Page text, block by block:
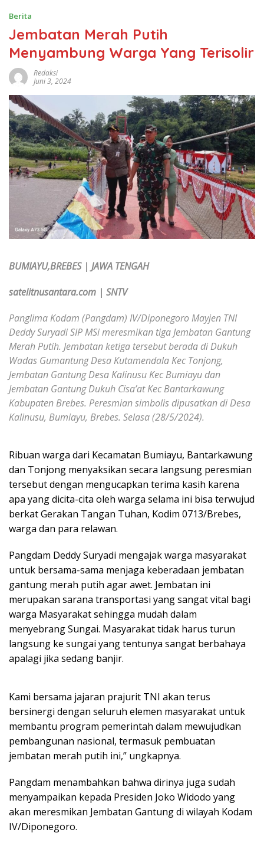
Berita
Jembatan Merah Putih
Menyambung Warga Yang Terisolir
Redaksi
Juni 3, 2024
BUMIAYU,BREBES | JAWA TENGAH
satelitnusantara.com | SNTV
Panglima Kodam (Pangdam) IV/Diponegoro Mayjen TNI
Deddy Suryadi SIP MSi meresmikan tiga Jembatan Gantung
Merah Putih. Jembatan ketiga tersebut berada di Dukuh
Wadas Gumantung Desa Kutamendala Kec Tonjong,
Jembatan Gantung Desa Kalinusu Kec Bumiayu dan
Jembatan Gantung Dukuh Cisa’at Kec Bantarkawung
Kabupaten Brebes. Peresmian simbolis dipusatkan di Desa
Kalinusu, Bumiayu, Brebes. Selasa (28/5/2024).
Ribuan warga dari Kecamatan Bumiayu, Bantarkawung
dan Tonjong menyaksikan secara langsung peresmian
tersebut dengan mengucapkan terima kasih karena
apa yang dicita-cita oleh warga selama ini bisa terwujud
berkat Gerakan Tangan Tuhan, Kodim 0713/Brebes,
warga dan para relawan.
Pangdam Deddy Suryadi mengajak warga masyarakat
untuk bersama-sama menjaga keberadaan jembatan
gantung merah putih agar awet. Jembatan ini
merupakan sarana transportasi yang sangat vital bagi
warga Masyarakat sehingga mudah dalam
menyebrang Sungai. Masyarakat tidak harus turun
langsung ke sungai yang tentunya sangat berbahaya
apalagi jika sedang banjir.
Kami bersama jajaran prajurit TNI akan terus
bersinergi dengan seluruh elemen masyarakat untuk
membantu program pemerintah dalam mewujudkan
pembangunan nasional, termasuk pembuatan
jembatan merah putih ini,” ungkapnya.
Pangdam menambahkan bahwa dirinya juga sudah
menyampaikan kepada Presiden Joko Widodo yang
akan meresmikan Jembatan Gantung di wilayah Kodam
IV/Diponegoro.